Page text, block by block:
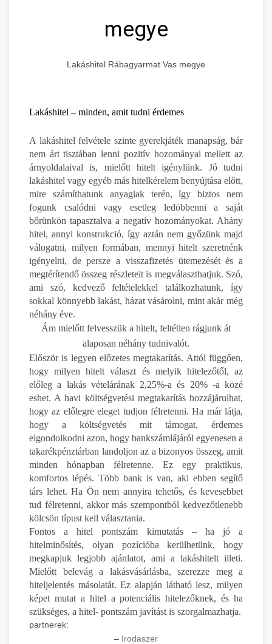
megye
Lakáshitel Rábagyarmat Vas megye
Lakáshitel – minden, amit tudni érdemes
A lakáshitel felvétele szinte gyerekjáték manapság, bár
nem árt tisztában lenni pozitív hozományai mellett az
árnyoldalaival is, mielőtt hitelt igénylünk. Jó tudni
lakáshitel vagy egyéb más hitelkérelem benyújtása előtt,
mire számíthatunk anyagiak terén, így biztos nem
fogunk csalódni vagy esetleg ledöbbenni a saját
bőrünkön tapasztalva a negatív hozományokat. Ahány
hitel, annyi konstrukció, így aztán nem győzünk majd
válogatni, milyen formában, mennyi hitelt szeretnénk
igényelni, de persze a visszafizetés ütemezését és a
megtérítendő összeg részleteit is megválaszthatjuk. Szó,
ami szó, kedvező feltételekkel találkozhatunk, így
sokkal könnyebb lakást, házat vásárolni, mint akár még
néhány éve.
Ám mielőtt felvesszük a hitelt, feltétlen rágjunk át
alaposan néhány tudnivalót.
Először is legyen előzetes megtakarítás. Attól függően,
hogy milyen hitelt választ és melyik hitelezőtől, az
előleg a lakás vételárának 2,25%-a és 20% -a közé
eshet. A havi költségvetési megtakarítás hozzájárulhat,
hogy az előlegre eleget tudjon félretenni. Ha már látja,
hogy a költségvetés mit támogat, érdemes
elgondolkodni azon, hogy bankszámlájáról egyenesen a
takarékpénztárban landoljon az a bizonyos összeg, amit
minden hónapban félretenne. Ez egy praktikus,
komfortos lépés. Több bank is van, aki ebben segítő
társ lehet. Ha Ön nem annyira tehetős, és kevesebbet
tud félretenni, akkor más szempontból kedvezőtlenebb
kölcsön típust kell választania.
Fontos a hitel pontszám kimutatás – ha jó a
hitelminősítés, olyan pozícióba kerülhetünk, hogy
megkapjuk legjobb ajánlatot, ami a lakáshitelt illeti.
Mielőtt belevág a lakásvásárlásba, szerezze meg a
hiteljelentés másolatát. Ez alapján látható lesz, milyen
képet mutat a hitel a potenciális hitelezőknek, és ha
szükséges, a hitel- pontszám javítást is szorgalmazhatja.
partnerek:
– Irodaszer